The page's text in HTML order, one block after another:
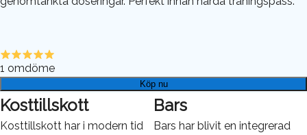
1 omdöme
Köp nu
Kosttillskott
Kosttillskott har i modern tid
Bars
Bars har blivit en integrerad